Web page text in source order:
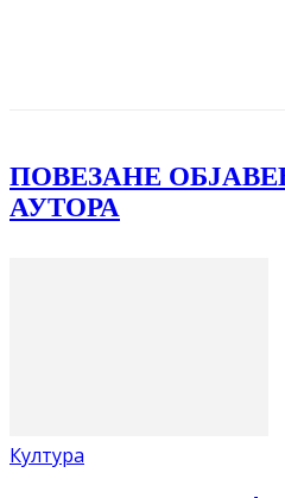
ПОВЕЗАНЕ ОБЈАВЕ
АУТОРА
Култура